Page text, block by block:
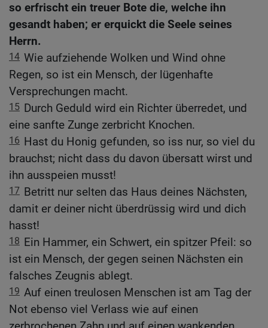
so erfrischt ein treuer Bote die, welche ihn
gesandt haben; er erquickt die Seele seines
Herrn.
14 Wie aufziehende Wolken und Wind ohne
Regen, so ist ein Mensch, der lügenhafte
Versprechungen macht.
15 Durch Geduld wird ein Richter überredet, und
eine sanfte Zunge zerbricht Knochen.
16 Hast du Honig gefunden, so iss nur, so viel du
brauchst; nicht dass du davon übersatt wirst und
ihn ausspeien musst!
17 Betritt nur selten das Haus deines Nächsten,
damit er deiner nicht überdrüssig wird und dich
hasst!
18 Ein Hammer, ein Schwert, ein spitzer Pfeil: so
ist ein Mensch, der gegen seinen Nächsten ein
falsches Zeugnis ablegt.
19 Auf einen treulosen Menschen ist am Tag der
Not ebenso viel Verlass wie auf einen